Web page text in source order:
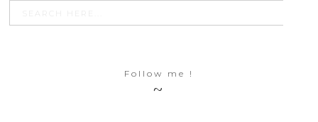
Search
Follow me !